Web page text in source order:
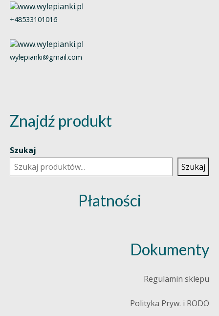
+48533101016
wylepianki@gmail.com
Znajdź produkt
Szukaj
Szukaj
Płatności
Dokumenty
Regulamin sklepu
Polityka Pryw. i RODO